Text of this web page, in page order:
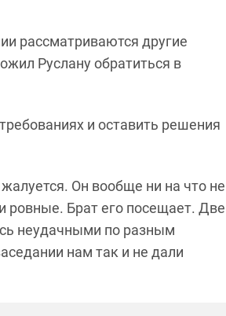
рассматриваются другие
Руслану обратиться в
и оставить решения
Он вообще ни на что не
ровные. Брат его посещает. Две
неудачными по разным
нам так и не дали